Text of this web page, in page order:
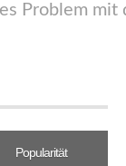
Problem
Popularität